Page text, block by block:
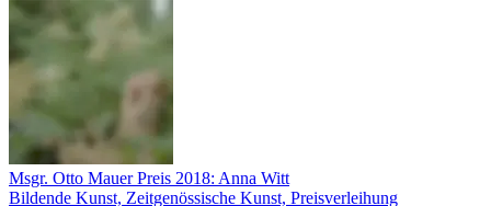
Msgr. Otto Mauer Preis 2018: Anna Witt
Bildende Kunst, Zeitgenössische Kunst, Preisverleihung